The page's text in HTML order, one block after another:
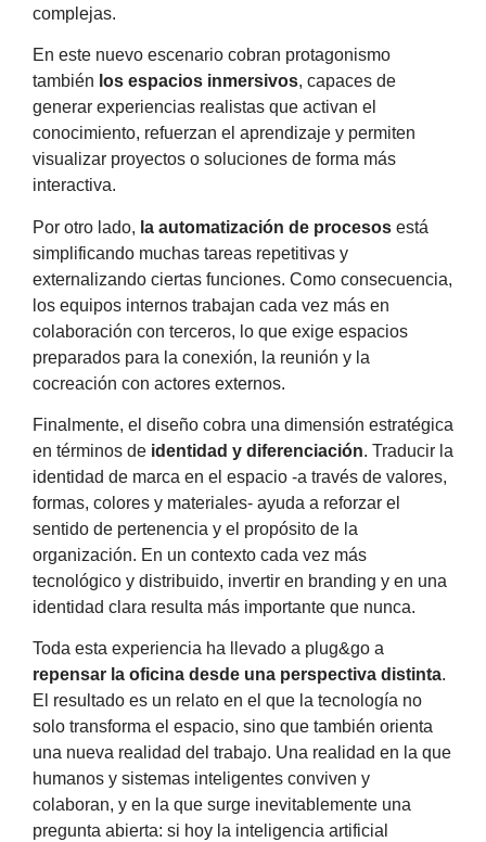
complejas.
En este nuevo escenario cobran protagonismo
también los espacios inmersivos, capaces de
generar experiencias realistas que activan el
conocimiento, refuerzan el aprendizaje y permiten
visualizar proyectos o soluciones de forma más
interactiva.
Por otro lado, la automatización de procesos está
simplificando muchas tareas repetitivas y
externalizando ciertas funciones. Como consecuencia,
los equipos internos trabajan cada vez más en
colaboración con terceros, lo que exige espacios
preparados para la conexión, la reunión y la
cocreación con actores externos.
Finalmente, el diseño cobra una dimensión estratégica
en términos de identidad y diferenciación. Traducir la
identidad de marca en el espacio -a través de valores,
formas, colores y materiales- ayuda a reforzar el
sentido de pertenencia y el propósito de la
organización. En un contexto cada vez más
tecnológico y distribuido, invertir en branding y en una
identidad clara resulta más importante que nunca.
Toda esta experiencia ha llevado a plug&go a
repensar la oficina desde una perspectiva distinta.
El resultado es un relato en el que la tecnología no
solo transforma el espacio, sino que también orienta
una nueva realidad del trabajo. Una realidad en la que
humanos y sistemas inteligentes conviven y
colaboran, y en la que surge inevitablemente una
pregunta abierta: si hoy la inteligencia artificial